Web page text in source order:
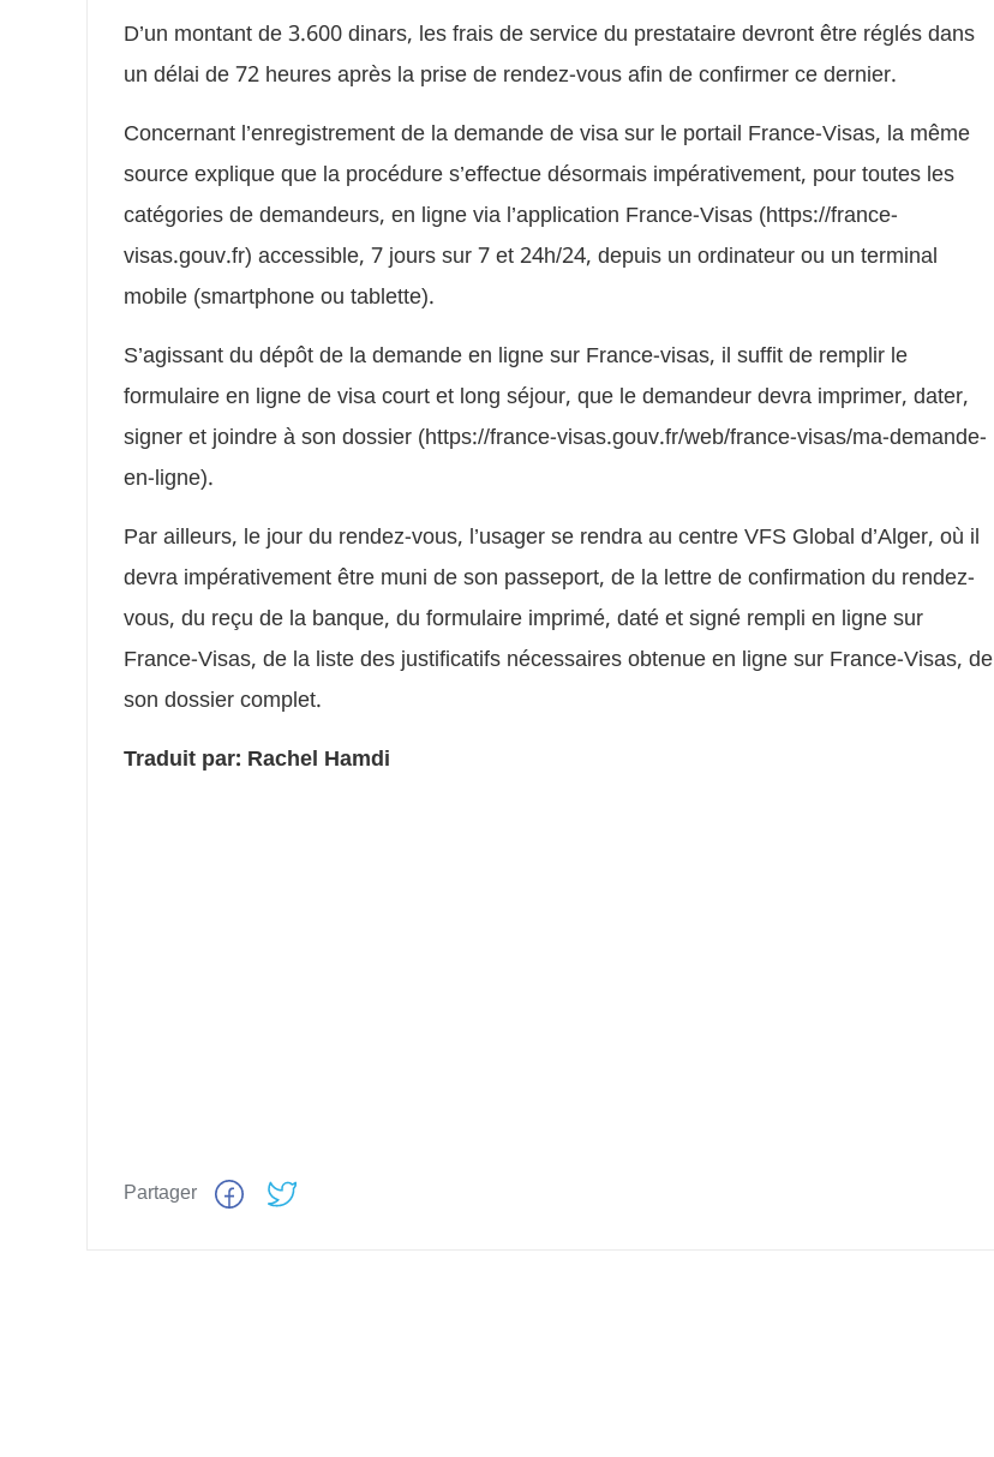
D’un montant de 3.600 dinars, les frais de service du prestataire devront être réglés dans
un délai de 72 heures après la prise de rendez-vous afin de confirmer ce dernier.
Concernant l’enregistrement de la demande de visa sur le portail France-Visas, la même
source explique que la procédure s’effectue désormais impérativement, pour toutes les
catégories de demandeurs, en ligne via l’application France-Visas (https://france-
visas.gouv.fr) accessible, 7 jours sur 7 et 24h/24, depuis un ordinateur ou un terminal
mobile (smartphone ou tablette).
S’agissant du dépôt de la demande en ligne sur France-visas, il suffit de remplir le
formulaire en ligne de visa court et long séjour, que le demandeur devra imprimer, dater,
signer et joindre à son dossier (https://france-visas.gouv.fr/web/france-visas/ma-demande-
en-ligne).
Par ailleurs, le jour du rendez-vous, l’usager se rendra au centre VFS Global d’Alger, où il
devra impérativement être muni de son passeport, de la lettre de confirmation du rendez-
vous, du reçu de la banque, du formulaire imprimé, daté et signé rempli en ligne sur
France-Visas, de la liste des justificatifs nécessaires obtenue en ligne sur France-Visas, de
son dossier complet.
Traduit par: Rachel Hamdi
Partager